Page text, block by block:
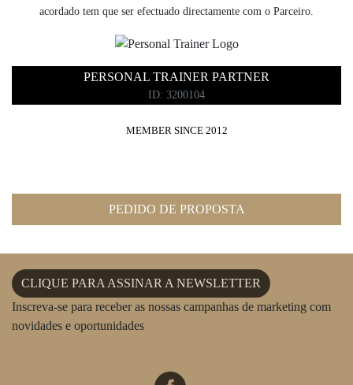
acordado tem que ser efectuado directamente com o Parceiro.
PERSONAL TRAINER PARTNER
ID: 3200104
MEMBER SINCE 2012
PEDIDO DE PROPOSTA
CLIQUE PARA ASSINAR A NEWSLETTER
Inscreva-se para receber as nossas campanhas de marketing com
novidades e oportunidades